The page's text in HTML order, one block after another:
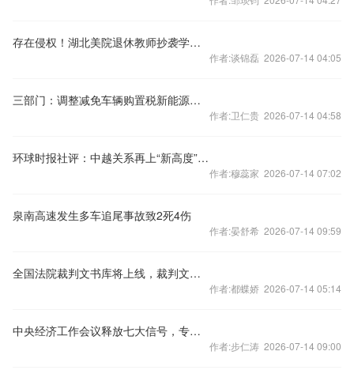
存在侵权！湖北美院退休教师抄袭学生作品被判赔偿10万元
作者:谈锦磊 2026-07-14 04:05
三部门：调整减免车辆购置税新能源汽车产品技术要求
作者:卫仁贵 2026-07-14 04:58
环球时报社评：中越关系再上“新高度”令人期待
作者:穆蕊家 2026-07-14 07:02
泉南高速发生多车追尾事故致2死4伤
作者:晏舒希 2026-07-14 09:59
全国法院裁判文书库将上线，裁判文书公开何去何从？
作者:都蝶娇 2026-07-14 05:14
中央经济工作会议释放七大信号，专家火线解读
作者:步仁涛 2026-07-14 09:00